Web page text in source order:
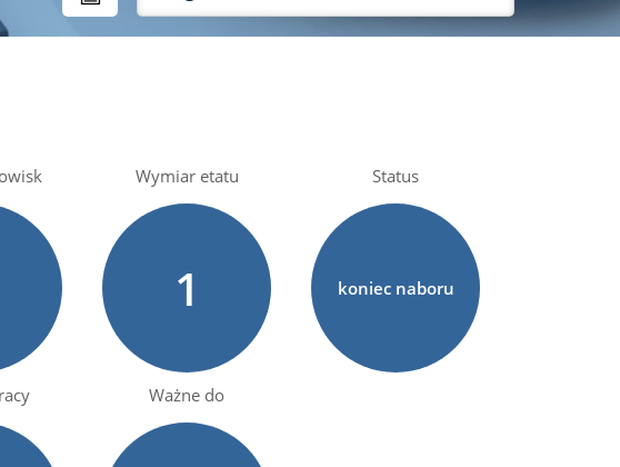
Wymiar etatu
1
Status
koniec naboru
Ważne do